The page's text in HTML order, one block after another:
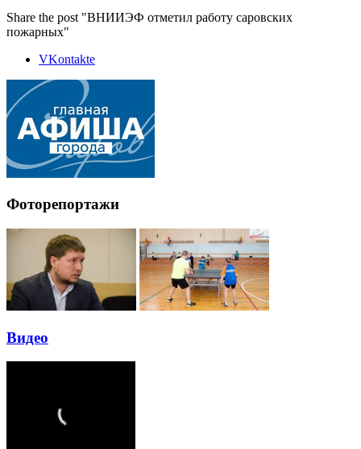
Share the post "ВНИИЭФ отметил работу саровских
пожарных"
VKontakte
Фоторепортажи
Видео